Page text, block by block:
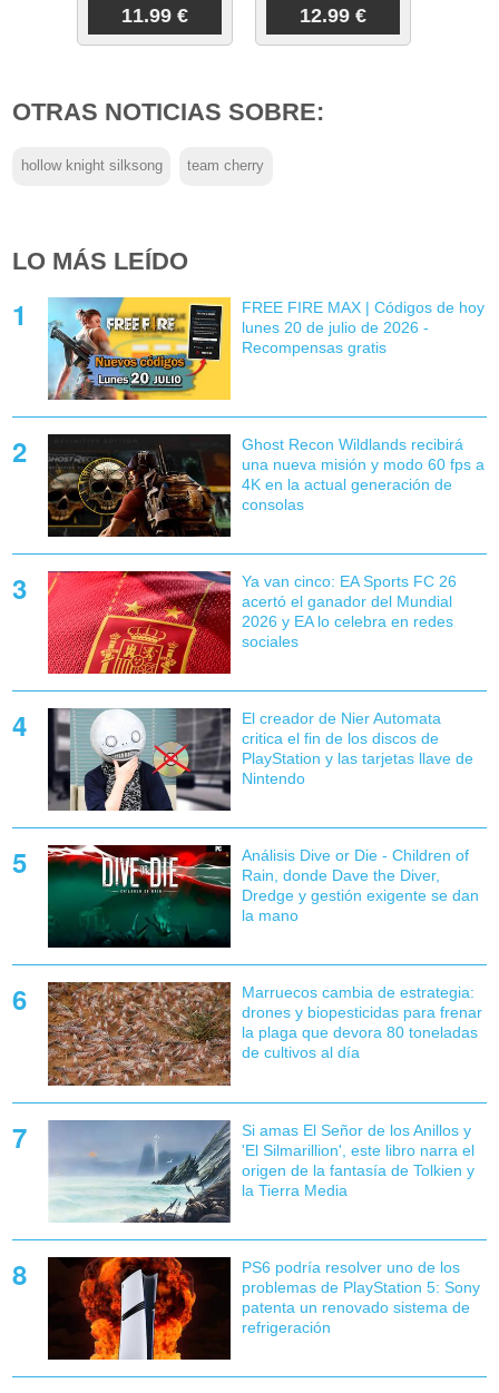
11.99 € 12.99 €
OTRAS NOTICIAS SOBRE:
hollow knight silksong team cherry
LO MÁS LEÍDO
FREE FIRE MAX | Códigos de hoy
lunes 20 de julio de 2026 -
Recompensas gratis
Ghost Recon Wildlands recibirá
una nueva misión y modo 60 fps a
4K en la actual generación de
consolas
Ya van cinco: EA Sports FC 26
acertó el ganador del Mundial
2026 y EA lo celebra en redes
sociales
El creador de Nier Automata
critica el fin de los discos de
PlayStation y las tarjetas llave de
Nintendo
Análisis Dive or Die - Children of
Rain, donde Dave the Diver,
Dredge y gestión exigente se dan
la mano
Marruecos cambia de estrategia:
drones y biopesticidas para frenar
la plaga que devora 80 toneladas
de cultivos al día
Si amas El Señor de los Anillos y
'El Silmarillion', este libro narra el
origen de la fantasía de Tolkien y
la Tierra Media
PS6 podría resolver uno de los
problemas de PlayStation 5: Sony
patenta un renovado sistema de
refrigeración